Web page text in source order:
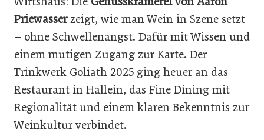
Priewasserzeigt, wie man Wein in Szene setzt
– ohne Schwellenangst. Dafür mit Wissen und
einem mutigen Zugang zur Karte. Der
Trinkwerk Goliath 2025 ging heuer an das
Restaurant in Hallein, das Fine Dining mit
Regionalität und einem klaren Bekenntnis zur
Weinkultur verbindet.